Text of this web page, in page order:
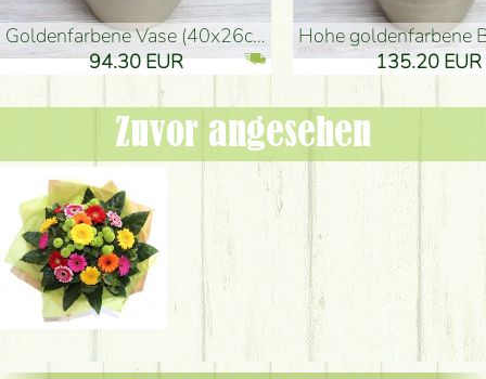
goldenfarbene Vase (40x26cm)
94.30 EUR
hohe goldenfarbene
135.20 EUR
Zuvor angesehen